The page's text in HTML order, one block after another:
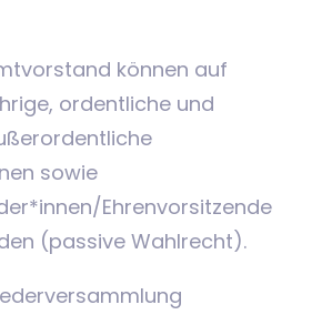
können auf
ordentliche und
sowie
Ehrenvorsitzende
(passive Wahlrecht).